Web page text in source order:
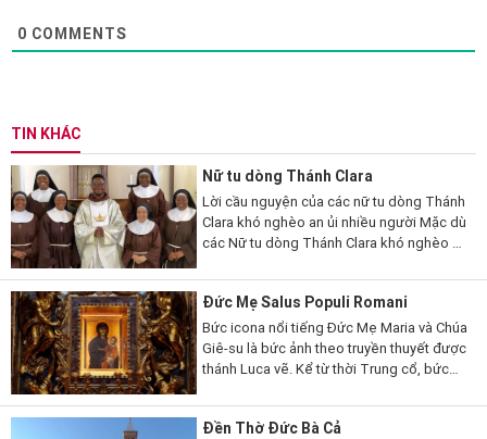
0 COMMENTS
TIN KHÁC
Nữ tu dòng Thánh Clara
Lời cầu nguyện của các nữ tu dòng Thánh
Clara khó nghèo an ủi nhiều người Mặc dù
các Nữ tu dòng Thánh Clara khó nghèo ở
ngoài hầu như không gặp thấy...
Đức Mẹ Salus Populi Romani
Bức icona nổi tiếng Đức Mẹ Maria và Chúa
Giê-su là bức ảnh theo truyền thuyết được
thánh Luca vẽ. Kể từ thời Trung cổ, bức
biệt, những người chạy đến...
Đền Thờ Đức Bà Cả